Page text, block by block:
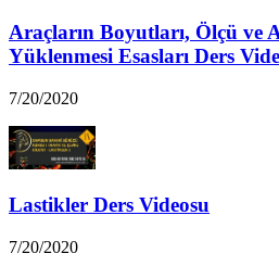
Araçların Boyutları, Ölçü ve
Yüklenmesi Esasları Ders
7/20/2020
Lastikler Ders Videosu
7/20/2020